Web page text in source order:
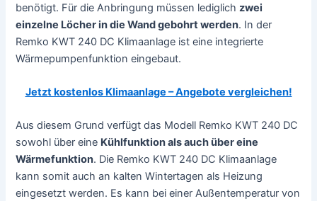
benötigt. Für die Anbringung müssen lediglich zwei
einzelne Löcher in die Wand gebohrt werden. In der
Remko KWT 240 DC Klimaanlage ist eine integrierte
Wärmepumpenfunktion eingebaut.
Jetzt kostenlos Klimaanlage – Angebote vergleichen!
Aus diesem Grund verfügt das Modell Remko KWT 240 DC
sowohl über eine Kühlfunktion als auch über eine
Wärmefunktion. Die Remko KWT 240 DC Klimaanlage
kann somit auch an kalten Wintertagen als Heizung
eingesetzt werden. Es kann bei einer Außentemperatur von